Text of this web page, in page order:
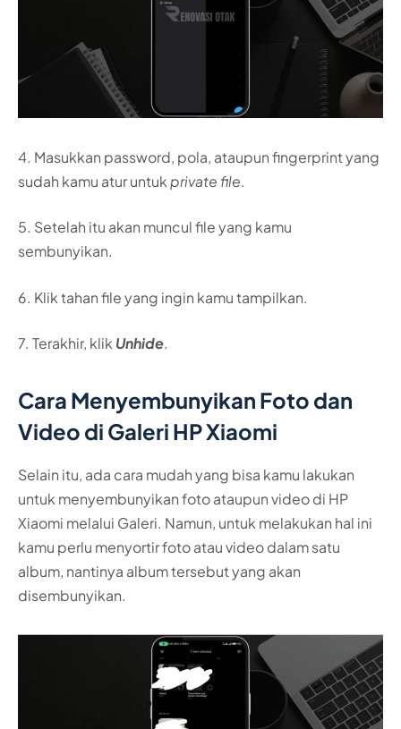
4. Masukkan password, pola, ataupun fingerprint yang
sudah kamu atur untukprivate file.
5. Setelah itu akan muncul file yang kamu
sembunyikan.
6. Klik tahan file yang ingin kamu tampilkan.
7. Terakhir, klikUnhide.
Cara Menyembunyikan Foto dan
Video di Galeri HP Xiaomi
Selain itu, ada cara mudah yang bisa kamu lakukan
untuk menyembunyikan foto ataupun video di HP
Xiaomi melalui Galeri. Namun, untuk melakukan hal ini
kamu perlu menyortir foto atau video dalam satu
album, nantinya album tersebut yang akan
disembunyikan.